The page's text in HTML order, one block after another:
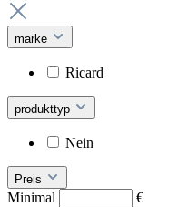
marke
Ricard
produkttyp
Nein
Preis
Minimal
€